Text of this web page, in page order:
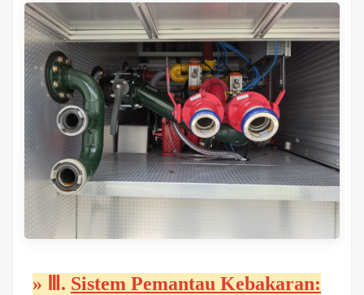
» Ⅲ. Sistem Pemantau Kebakaran: